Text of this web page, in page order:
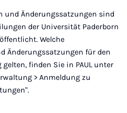
und Änderungssatzungen sind
der Universität Paderborn
Welche
Änderungssatzungen für den
finden Sie in PAUL unter
> Anmeldung zu